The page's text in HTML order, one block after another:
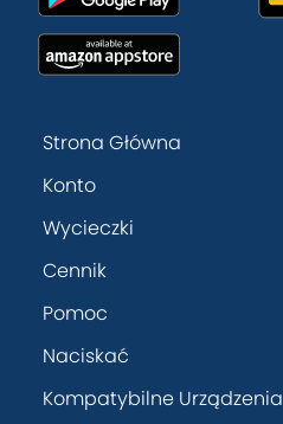
Strona Główna
Konto
Wycieczki
Cennik
Pomoc
Naciskać
Kompatybilne Urządzenia